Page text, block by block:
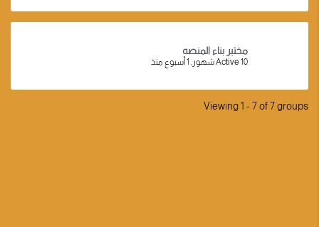
مختبر بناء المنصه
Active 10 شهور, 1 أسبوع منذ
Viewing 1 - 7 of 7 groups